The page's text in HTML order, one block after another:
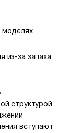
моделях
из-за запаха
структурой,
вступают